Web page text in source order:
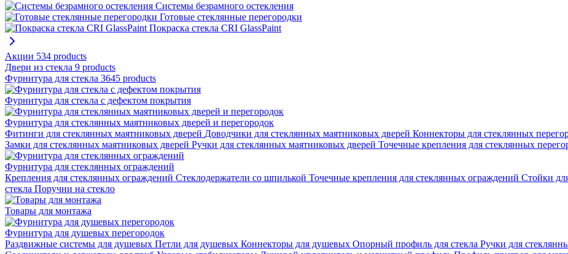
Системы безрамного остекления
Готовые стеклянные перегородки
Покраска стекла CRI GlassPaint
Акции 534 products
Двери из стекла 9 products
Фурнитура для стекла 3645 products
Фурнитура для стекла с дефектом покрытия
Фурнитура для стеклянных маятниковых дверей и перегородок
Фитинги для стеклянных маятниковых дверей Доводчики для стеклянных маятниковых дверей Коннекторы для стеклянных
Замки для стеклянных маятниковых дверей Ручки для стеклянных маятниковых дверей Точечные крепления для стеклянных
Фурнитура для стеклянных ограждений
Крепления для стеклянных ограждений Стеклодержатели со шпилькой Точечные крепления для стеклянных ограждений Стойки
стекла Поручни на стекло
Товары для монтажа
Фурнитура для душевых перегородок
Раздвижные системы для душевых Петли для душевых Коннекторы для душевых Опорный профиль для стекла Ручки для